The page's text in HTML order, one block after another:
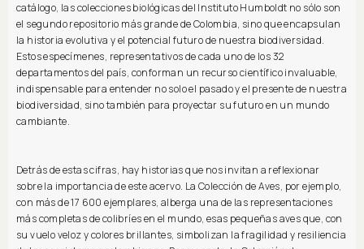
catálogo, las colecciones biológicas del Instituto Humboldt no sólo son
el segundo repositorio más grande de Colombia, sino que encapsulan
la historia evolutiva y el potencial futuro de nuestra biodiversidad.
Estos especímenes, representativos de cada uno de los 32
departamentos del país, conforman un recurso científico invaluable,
indispensable para entender no solo el pasado y el presente de nuestra
biodiversidad, sino también para proyectar su futuro en un mundo
cambiante.
Detrás de estas cifras, hay historias que nos invitan a reflexionar
sobre la importancia de este acervo. La Colección de Aves, por ejemplo,
con más de 17 600 ejemplares, alberga una de las representaciones
más completas de colibríes en el mundo, esas pequeñas aves que, con
su vuelo veloz y colores brillantes, simbolizan la fragilidad y resiliencia